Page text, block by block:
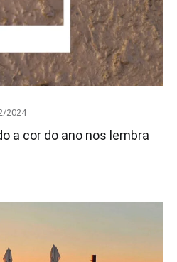
2024
a cor do ano nos lembra